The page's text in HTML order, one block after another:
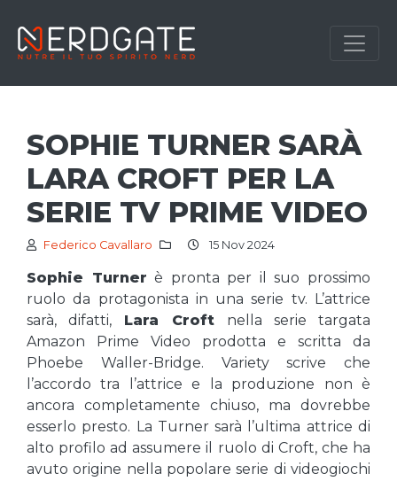
SOPHIE TURNER SARÀ
LARA CROFT PER LA
SERIE TV PRIME VIDEO
Federico Cavallaro 15 Nov 2024
Sophie Turner è pronta per il suo prossimo
ruolo da protagonista in una serie tv. L’attrice
sarà, difatti, Lara Croft nella serie targata
Amazon Prime Video prodotta e scritta da
Phoebe Waller-Bridge. Variety scrive che
l’accordo tra l’attrice e la produzione non è
ancora completamente chiuso, ma dovrebbe
esserlo presto. La Turner sarà l’ultima attrice di
alto profilo ad assumere il ruolo di Croft, che ha
avuto origine nella popolare serie di videogiochi